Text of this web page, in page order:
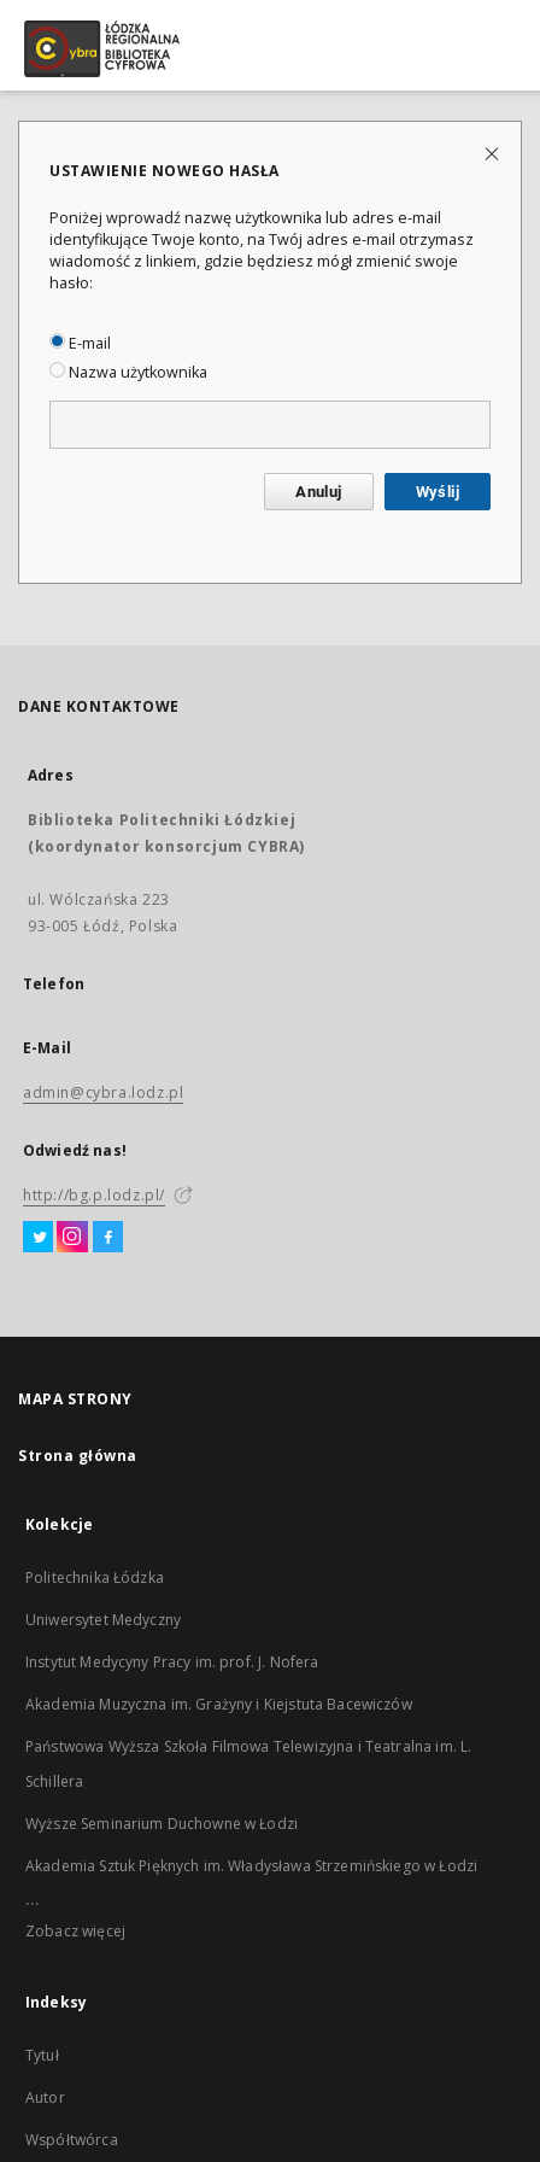
USTAWIENIE NOWEGO HASŁA
Poniżej wprowadź nazwę użytkownika lub adres e-mail
identyfikujące Twoje konto, na Twój adres e-mail otrzymasz
wiadomość z linkiem, gdzie będziesz mógł zmienić swoje
hasło:
E-mail
Nazwa użytkownika
Anuluj Wyślij
DANE KONTAKTOWE
Adres
Biblioteka Politechniki Łódzkiej
(koordynator konsorcjum CYBRA)
ul. Wólczańska 223
93-005 Łódź, Polska
Telefon
E-Mail
admin@cybra.lodz.pl
Odwiedź nas!
http://bg.p.lodz.pl/
MAPA STRONY
Strona główna
Kolekcje
Politechnika Łódzka
Uniwersytet Medyczny
Instytut Medycyny Pracy im. prof. J. Nofera
Akademia Muzyczna im. Grażyny i Kiejstuta Bacewiczów
Państwowa Wyższa Szkoła Filmowa Telewizyjna i Teatralna im. L.
Schillera
Wyższe Seminarium Duchowne w Łodzi
Akademia Sztuk Pięknych im. Władysława Strzemińskiego w Łodzi
...
Zobacz więcej
Indeksy
Tytuł
Autor
Współtwórca